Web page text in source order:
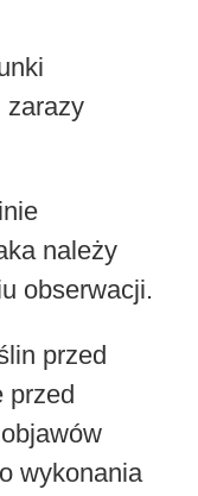
zarazy
należy
obserwacji.
przed
przed
wykonania